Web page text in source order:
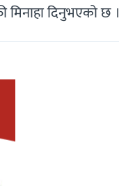
मिनाहा दिनुभएको छ ।